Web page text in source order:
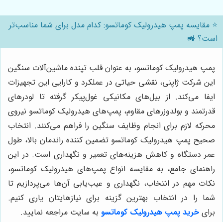
⭐️ مقایسه پمپ هیدرولیک کوماتسو: کدام مدل برای شما مناسب‌تر
است؟ 🚜
پمپ هیدرولیک کوماتسو، به عنوان قلب تپنده ماشین‌آلات سنگین
این شرکت ژاپنی، نقشی حیاتی در عملکرد و کارایی این تجهیزات
ایفا می‌کند. از بیل‌های مکانیکی غول‌پیکر گرفته تا لودرهای
قدرتمند و بولدوزرهای مقاوم، پمپ‌های هیدرولیک کوماتسو نیروی
محرکه لازم برای انجام وظایف سنگین را فراهم می‌کنند. انتخاب
صحیح پمپ هیدرولیک کوماتسو تضمین کننده راندمان بالا، طول
عمر دستگاه و کاهش هزینه‌های تعمیر و نگهداری است. در این
راهنمای جامع، به مقایسه انواع پمپ‌های هیدرولیک کوماتسو،
نکات مهم در انتخاب، نگهداری و عیب‌یابی آن‌ها می‌پردازیم تا
شما را در انتخاب بهترین گزینه برای نیازهایتان یاری کنیم.
برای خرید پمپ هیدرولیک کوماتسو به سایت مراجعه نمایید.